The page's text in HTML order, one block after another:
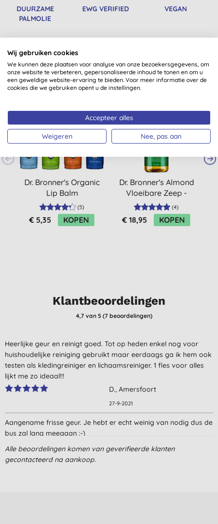
DUURZAME
PALMOLIE
EWG VERIFIED VEGAN
Misschien ook iets voor jou
Dr. Bronner's Organic
Lip Balm
(5)
€ 5,35 KOPEN
Dr. Bronner's Almond
Vloeibare Zeep -
475ml
(4)
€ 18,95 KOPEN
Klantbeoordelingen
4,7van 5 (7 beoordelingen)
Heerlijke geur en reinigt goed. Tot op heden enkel nog voor
huishoudelijke reiniging gebruikt maar eerdaags ga ik hem ook
testen als kledingreiniger en lichaamsreiniger. 1 fles voor alles
lijkt me zo ideaal!!!
D., Amersfoort
27-9-2021
Aangename frisse geur. Je hebt er echt weinig van nodig dus de
bus zal lang meegaan :-)
I. S., bever
Alle beoordelingen komen van geverifieerde klanten
gecontacteerd na aankoop.
Wij gebruiken cookies
We kunnen deze plaatsen voor analyse van onze bezoekersgegevens, om
onze website te verbeteren, gepersonaliseerde inhoud te tonen en om u
een geweldige website-ervaring te bieden. Voor meer informatie over de
cookies die we gebruiken opent u de instellingen.
Accepteer alles
Weigeren Nee, pas aan